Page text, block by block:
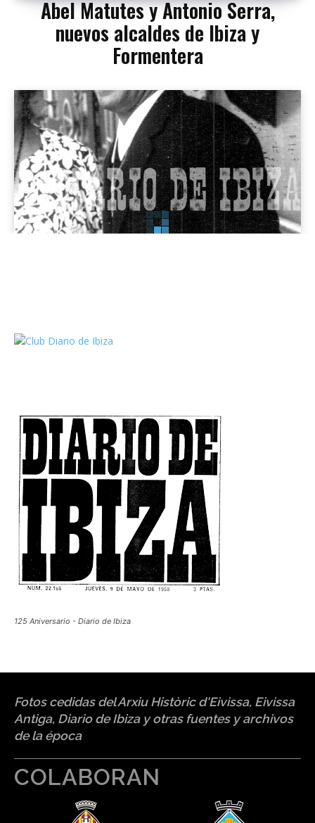
Abel Matutes y Antonio Serra,
nuevos alcaldes de Ibiza y
Formentera
125 Aniversario - Diario de Ibiza
Fotos cedidas del Arxiu Històric d'Eivissa, Eivissa
Antiga, Diario de Ibiza y otras fuentes y archivos
de la época
COLABORAN